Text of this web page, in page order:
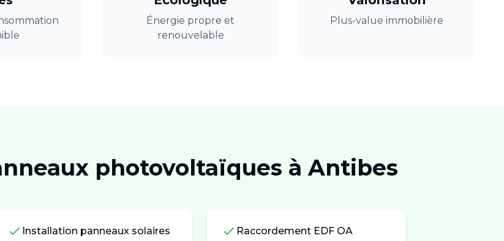
Énergie propre et
renouvelable
Plus-value immobilière
photovoltaïques àAntibes
Installation panneaux solaires Raccordement EDF OA